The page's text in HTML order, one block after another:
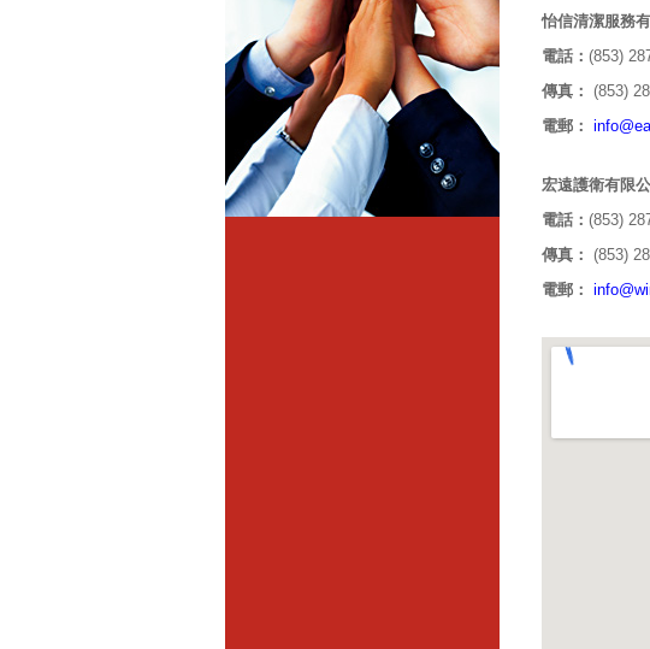
怡信清潔服務
電話： (853)
傳真： (853)
電郵：
宏遠護衛有限
電話： (853)
傳真： (853)
電郵：